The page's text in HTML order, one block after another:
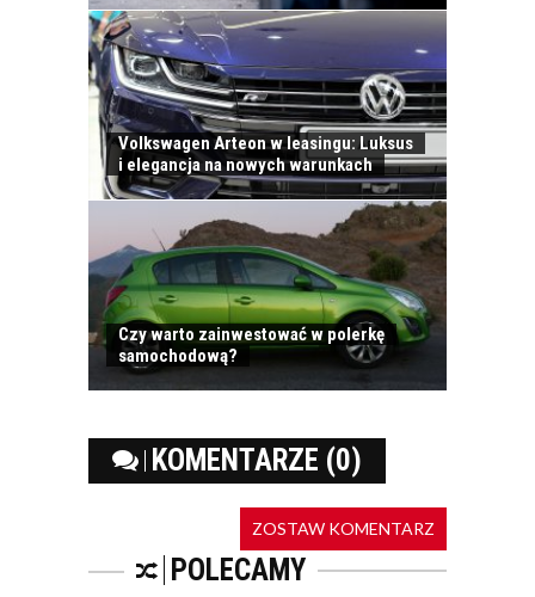
Volkswagen Arteon w leasingu: Luksus
i elegancja na nowych warunkach
Czy warto zainwestować w polerkę
samochodową?
KOMENTARZE (0)
ZOSTAW KOMENTARZ
POLECAMY
KONTAKT
DO KOŃCA ROKU
INDEKSY NA GPW
MOGĄ WZROSNĄĆ O
5–10 PROC.
ATRAKCYJNE
INWESTYCJE W...
RAPORT: „RYNEK
SPOTKAŃ
BIZNESOWYCH POD
LUPĄ: KTO? CO? I
GDZIE?”